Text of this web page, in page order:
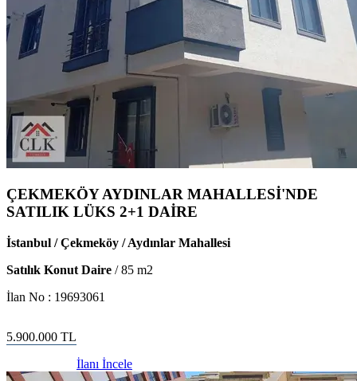
ÇEKMEKÖY AYDINLAR MAHALLESİ'NDE
SATILIK LÜKS 2+1 DAİRE
İstanbul / Çekmeköy / Aydınlar Mahallesi
Satılık Konut Daire /85 m2
İlan No : 19693061
5.900.000 TL
İlanı İncele